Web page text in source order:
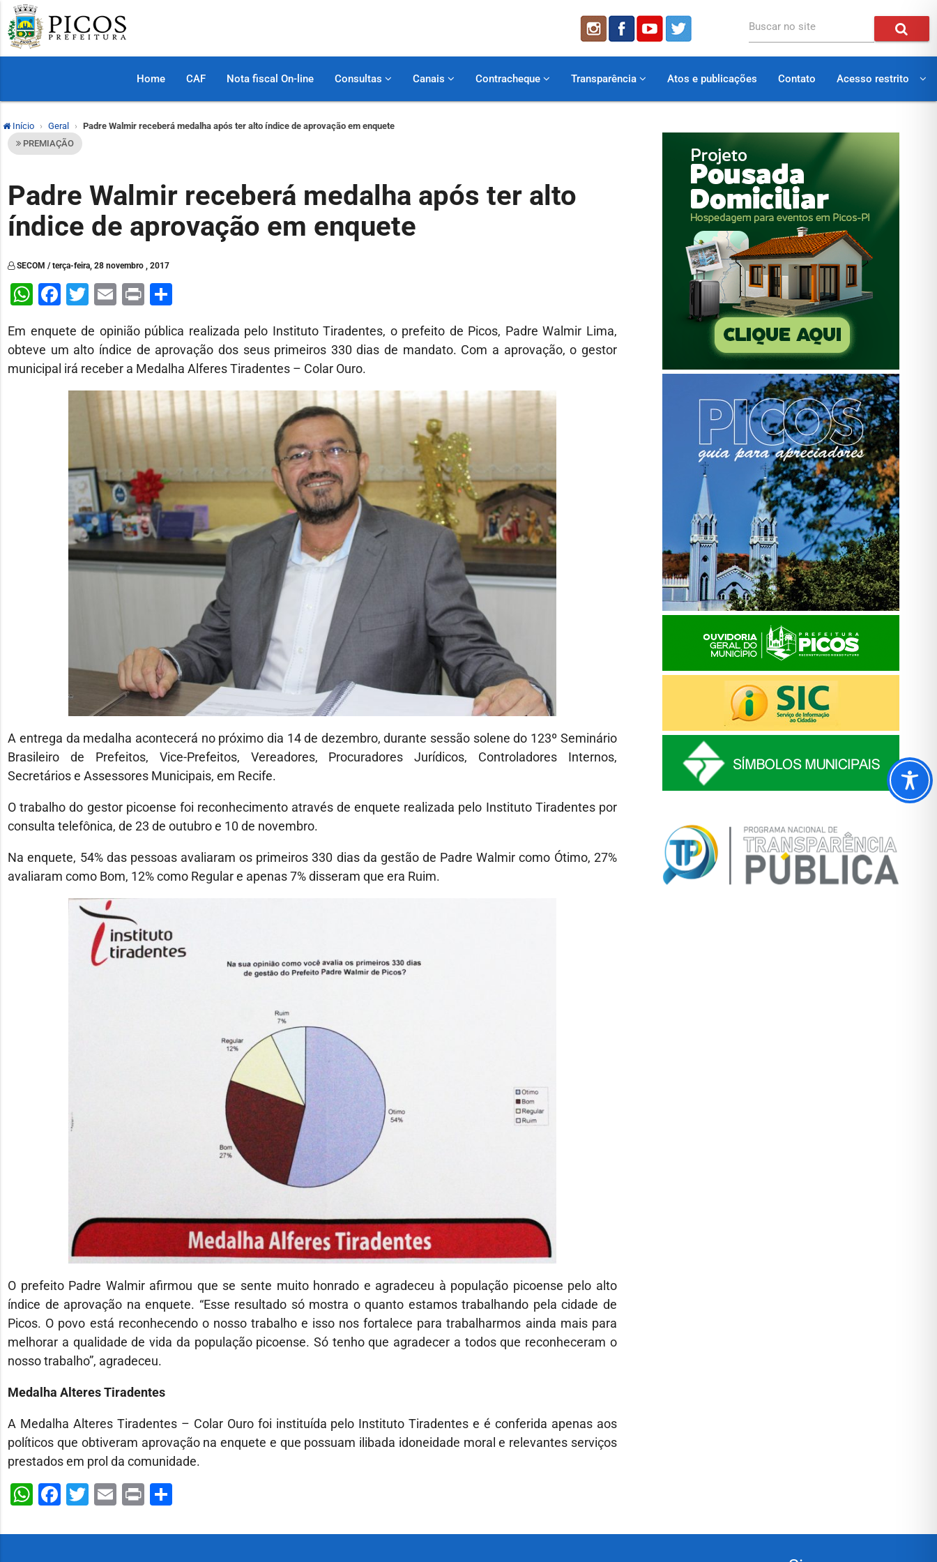
Buscar no site
Home CAF Nota fiscal On-line Consultas Canais Contracheque Transparência Atos e publicações Contato Acesso restrito
Início Geral
Padre Walmir receberá medalha após ter alto índice de aprovação em enquete
PREMIAÇÃO
Padre Walmir receberá medalha após ter alto
índice de aprovação em enquete
SECOM / terça-feira, 28 novembro , 2017
WhatsApp
Facebook
Twitter
Email
Print
Em enquete de opinião pública realizada pelo Instituto Tiradentes, o prefeito de Picos, Padre Walmir Lima,
obteve um alto índice de aprovação dos seus primeiros 330 dias de mandato. Com a aprovação, o gestor
municipal irá receber a Medalha Alferes Tiradentes – Colar Ouro.
A entrega da medalha acontecerá no próximo dia 14 de dezembro, durante sessão solene do 123º Seminário
Brasileiro de Prefeitos, Vice-Prefeitos, Vereadores, Procuradores Jurídicos, Controladores Internos,
Secretários e Assessores Municipais, em Recife.
O trabalho do gestor picoense foi reconhecimento através de enquete realizada pelo Instituto Tiradentes por
consulta telefônica, de 23 de outubro e 10 de novembro.
Na enquete, 54% das pessoas avaliaram os primeiros 330 dias da gestão de Padre Walmir como Ótimo, 27%
avaliaram como Bom, 12% como Regular e apenas 7% disseram que era Ruim.
O prefeito Padre Walmir afirmou que se sente muito honrado e agradeceu à população picoense pelo alto
índice de aprovação na enquete. “Esse resultado só mostra o quanto estamos trabalhando pela cidade de
Picos. O povo está reconhecendo o nosso trabalho e isso nos fortalece para trabalharmos ainda mais para
melhorar a qualidade de vida da população picoense. Só tenho que agradecer a todos que reconheceram o
nosso trabalho”, agradeceu.
Medalha Alteres Tiradentes
A Medalha Alteres Tiradentes – Colar Ouro foi instituída pelo Instituto Tiradentes e é conferida apenas aos
políticos que obtiveram aprovação na enquete e que possuam ilibada idoneidade moral e relevantes serviços
prestados em prol da comunidade.
WhatsApp
Facebook
Twitter
Email
Print